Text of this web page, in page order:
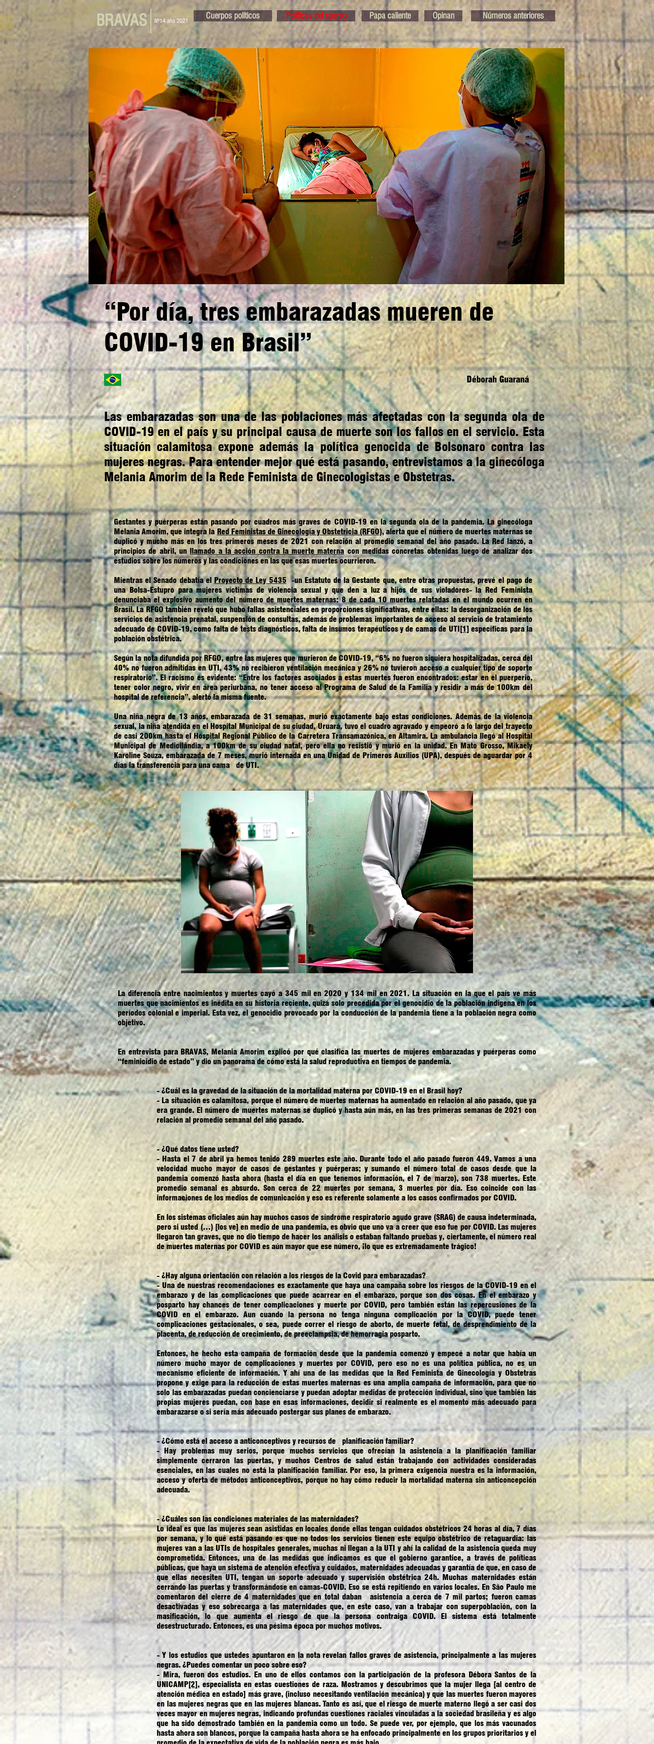
BRAVAS N°14 año 2021
Cuerpos políticos Políticas del cuerpo Papa caliente Opinan Números anteriores
“Por día, tres embarazadas mueren de
COVID-19 en Brasil”
Déborah Guaraná
Las embarazadas son una de las poblaciones más afectadas con la segunda ola de
COVID-19 en el país y su principal causa de muerte son los fallos en el servicio. Esta
situación calamitosa expone además la política genocida de Bolsonaro contra las
mujeres negras. Para entender mejor qué está pasando, entrevistamos a la ginecóloga
Melania Amorim de la Rede Feminista de Ginecologistas e Obstetras.
Gestantes y puérperas están pasando por cuadros más graves de COVID-19 en la segunda ola de la pandemia. La ginecóloga
Melania Amorim, que integra laRed Feministas de Ginecología y Obstetricia (RFGO), alerta que el número de muertes maternas se
duplicó y mucho más en los tres primeros meses de 2021 con relación al promedio semanal del año pasado. La Red lanzó, a
principios de abril, unllamado a la acción contra la muerte maternacon medidas concretas obtenidas luego de analizar dos
estudios sobre los números y las condiciones en las que esas muertes ocurrieron.
Mientras el Senado debatía elProyecto de Ley 5435-un Estatuto de la Gestante que, entre otras propuestas, prevé el pago de
una Bolsa-Estupro para mujeres víctimas de violencia sexual y que den a luz a hijos de sus violadores- la Red Feminista
denunciaba el explosivo aumento del número de muertes maternas: 8 de cada 10 muertes relatadas en el mundo ocurren en
Brasil. La RFGO también reveló que hubo fallas asistenciales en proporciones significativas, entre ellas: la desorganización de los
servicios de asistencia prenatal, suspensión de consultas, además de problemas importantes de acceso al servicio de tratamiento
adecuado de COVID-19, como falta de tests diagnósticos, falta de insumos terapéuticos y de camas de UTI[1]específicas para la
población obstétrica.
Según la nota difundida por RFGO, entre las mujeres que murieron de COVID-19, “6% no fueron siquiera hospitalizadas, cerca del
40% no fueron admitidas en UTI, 43% no recibieron ventilación mecánica y 26% no tuvieron acceso a cualquier tipo de soporte
respiratorio”. El racismo es evidente: “Entre los factores asociados a estas muertes fueron encontrados: estar en el puerperio,
tener color negro, vivir en área periurbana, no tener acceso al Programa de Salud de la Familia y residir a más de 100km del
hospital de referencia”, alertó la misma fuente.
Una niña negra de 13 años, embarazada de 31 semanas, murió exactamente bajo estas condiciones. Además de la violencia
sexual, la niña atendida en el Hospital Municipal de su ciudad, Uruará, tuvo el cuadro agravado y empeoró a lo largo del trayecto
de casi 200km hasta el Hospital Regional Público de la Carretera Transamazónica, en Altamira. La ambulancia llegó al Hospital
Municipal de Medicilândia, a 100km de su ciudad natal, pero ella no resistió y murió en la unidad. En Mato Grosso, Mikaely
Karoline Souza, embarazada de 7 meses, murió internada en una Unidad de Primeros Auxilios (UPA), después de aguardar por 4
días la transferencia para una cama de UTI.
La diferencia entre nacimientos y muertes cayó a 345 mil en 2020 y 134 mil en 2021. La situación en la que el país ve más
muertes que nacimientos es inédita en su historia reciente, quizá solo precedida por el genocidio de la población indígena en los
períodos colonial e imperial. Esta vez, el genocidio provocado por la conducción de la pandemia tiene a la población negra como
objetivo.
En entrevista para BRAVAS, Melania Amorim explicó por qué clasifica las muertes de mujeres embarazadas y puérperas como
“feminicidio de estado” y dio un panorama de cómo está la salud reproductiva en tiempos de pandemia.
- ¿Cuál es la gravedad de la situación de la mortalidad materna por COVID-19 en el Brasil hoy?
- La situación es calamitosa, porque el número de muertes maternas ha aumentado en relación al año pasado, que ya
era grande. El número de muertes maternas se duplicó y hasta aún más, en las tres primeras semanas de 2021 con
relación al promedio semanal del año pasado.
- ¿Qué datos tiene usted?
- Hasta el 7 de abril ya hemos tenido 289 muertes este año. Durante todo el año pasado fueron 449. Vamos a una
velocidad mucho mayor de casos de gestantes y puérperas; y sumando el número total de casos desde que la
pandemia comenzó hasta ahora (hasta el día en que tenemos información, el 7 de marzo), son 738 muertes. Este
promedio semanal es absurdo. Son cerca de 22 muertes por semana, 3 muertes por día. Eso coincide con las
informaciones de los medios de comunicación y eso es referente solamente a los casos confirmados por COVID.
En los sistemas oficiales aún hay muchos casos de síndrome respiratorio agudo grave (SRAG) de causa indeterminada,
pero si usted (…) [los ve] en medio de una pandemia, es obvio que uno va a creer que eso fue por COVID. Las mujeres
llegaron tan graves, que no dio tiempo de hacer los análisis o estaban faltando pruebas y, ciertamente, el número real
de muertes maternas por COVID es aún mayor que ese número, ¡lo que es extremadamente trágico!
- ¿Hay alguna orientación con relación a los riesgos de la Covid para embarazadas?
- Una de nuestras recomendaciones es exactamente que haya una campaña sobre los riesgos de la COVID-19 en el
embarazo y de las complicaciones que puede acarrear en el embarazo, porque son dos cosas. En el embarazo y
posparto hay chances de tener complicaciones y muerte por COVID, pero también están las repercusiones de la
COVID en el embarazo. Aun cuando la persona no tenga ninguna complicación por la COVID, puede tener
complicaciones gestacionales, o sea, puede correr el riesgo de aborto, de muerte fetal, de desprendimiento de la
placenta, de reducción de crecimiento, de preeclampsia, de hemorragia posparto.
Entonces, he hecho esta campaña de formación desde que la pandemia comenzó y empecé a notar que había un
número mucho mayor de complicaciones y muertes por COVID, pero eso no es una política pública, no es un
mecanismo eficiente de información. Y ahí una de las medidas que la Red Feminista de Ginecología y Obstetras
propone y exige para la reducción de estas muertes maternas es una amplia campaña de información, para que no
solo las embarazadas puedan concienciarse y puedan adoptar medidas de protección individual, sino que también las
propias mujeres puedan, con base en esas informaciones, decidir si realmente es el momento más adecuado para
embarazarse o si sería más adecuado postergar sus planes de embarazo.
- ¿Cómo está el acceso a anticonceptivos y recursos de planificación familiar?
- Hay problemas muy serios, porque muchos servicios que ofrecían la asistencia a la planificación familiar
simplemente cerraron las puertas, y muchos Centros de salud están trabajando con actividades consideradas
esenciales, en las cuales no está la planificación familiar. Por eso, la primera exigencia nuestra es la información,
acceso y oferta de métodos anticonceptivos, porque no hay cómo reducir la mortalidad materna sin anticoncepción
adecuada.
- ¿Cuáles son las condiciones materiales de las maternidades?
Lo ideal es que las mujeres sean asistidas en locales donde ellas tengan cuidados obstétricos 24 horas al día, 7 días
por semana, y lo qué está pasando es que no todos los servicios tienen este equipo obstétrico de retaguardia: las
mujeres van a las UTIs de hospitales generales, muchas ni llegan a la UTI y ahí la calidad de la asistencia queda muy
comprometida. Entonces, una de las medidas que indicamos es que el gobierno garantice, a través de políticas
públicas, que haya un sistema de atención efectiva y cuidados, maternidades adecuadas y garantía de que, en caso de
que ellas necesiten UTI, tengan un soporte adecuado y supervisión obstétrica 24h. Muchas maternidades están
cerrando las puertas y transformándose en camas-COVID. Eso se está repitiendo en varios locales. En São Paulo me
comentaron del cierre de 4 maternidades que en total daban asistencia a cerca de 7 mil partos; fueron camas
desactivadas y eso sobrecarga a las maternidades que, en este caso, van a trabajar con superpoblación, con la
masificación, lo que aumenta el riesgo de que la persona contraiga COVID. El sistema está totalmente
desestructurado. Entonces, es una pésima época por muchos motivos.
- Y los estudios que ustedes apuntaron en la nota revelan fallos graves de asistencia, principalmente a las mujeres
negras. ¿Puedes comentar un poco sobre eso?
- Mira, fueron dos estudios. En uno de ellos contamos con la participación de la profesora Débora Santos de la
UNICAMP[2], especialista en estas cuestiones de raza. Mostramos y descubrimos que la mujer llega [al centro de
atención médica en estado] más grave, (incluso necesitando ventilación mecánica) y que las muertes fueron mayores
en las mujeres negras que en las mujeres blancas. Tanto es así, que el riesgo de muerte materno llegó a ser casi dos
veces mayor en mujeres negras, indicando profundas cuestiones raciales vinculadas a la sociedad brasileña y es algo
que ha sido demostrado también en la pandemia como un todo. Se puede ver, por ejemplo, que los más vacunados
hasta ahora son blancos, porque la campaña hasta ahora se ha enfocado principalmente en los grupos prioritarios y el